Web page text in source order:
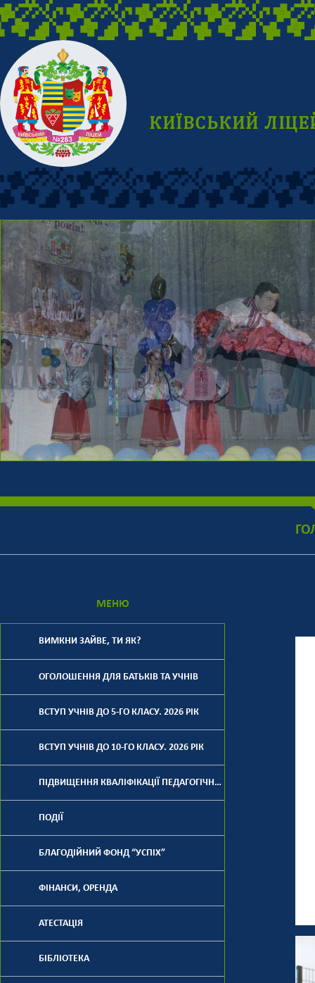
КИЇВСЬКИЙ
МЕНЮ
ВИМКНИ ЗАЙВЕ, ТИ ЯК?
ОГОЛОШЕННЯ ДЛЯ БАТЬКІВ ТА УЧНІВ
ВСТУП УЧНІВ ДО 5-ГО КЛАСУ. 2026 РІК
ВСТУП УЧНІВ ДО 10-ГО КЛАСУ. 2026 РІК
ПІДВИЩЕННЯ КВАЛІФІКАЦІЇ ПЕДАГОГІЧНИХ ПРАЦІВНИКІВ
ПОДІЇ
БЛАГОДІЙНИЙ ФОНД “УСПІХ”
ФІНАНСИ, ОРЕНДА
АТЕСТАЦІЯ
БІБЛІОТЕКА